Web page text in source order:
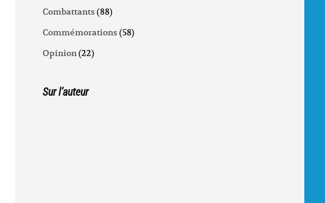
Combattants (88)
Commémorations (58)
Opinion(22)
Sur l’auteur